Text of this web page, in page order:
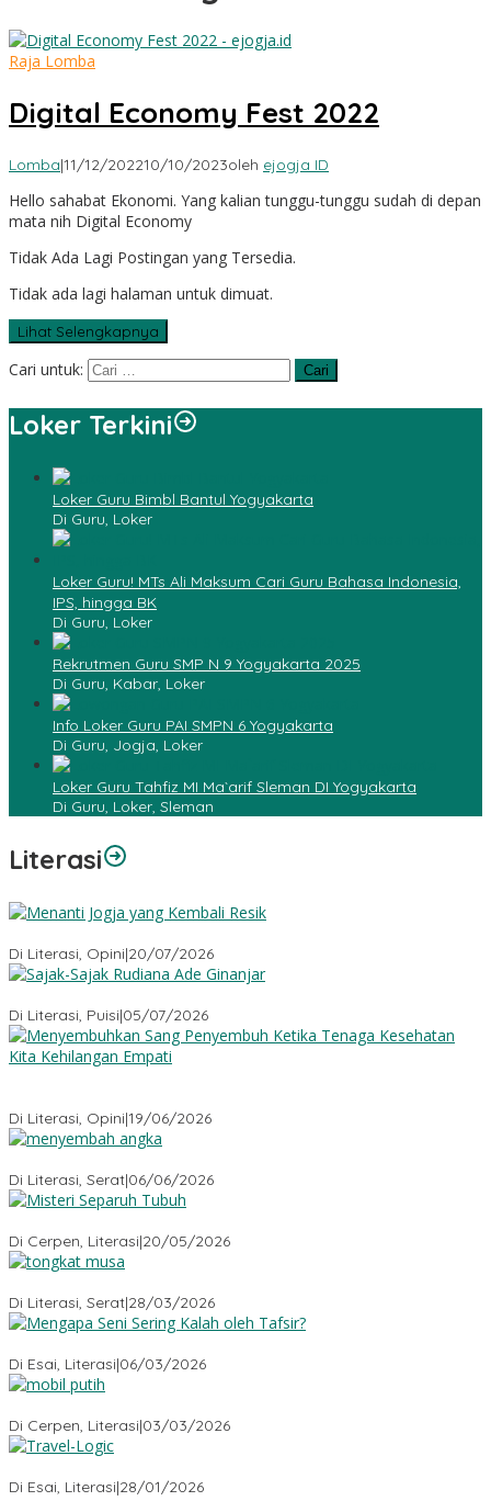
Raja Lomba
Digital Economy Fest 2022
Lomba|11/12/202210/10/2023oleh ejogja ID
Hello sahabat Ekonomi. Yang kalian tunggu-tunggu sudah di depan
mata nih Digital Economy
Tidak Ada Lagi Postingan yang Tersedia.
Tidak ada lagi halaman untuk dimuat.
Lihat Selengkapnya
Cari untuk:
Loker Terkini
Loker Guru Bimbl Bantul Yogyakarta
Di Guru, Loker
Loker Guru! MTs Ali Maksum Cari Guru Bahasa Indonesia,
IPS, hingga BK
Di Guru, Loker
Rekrutmen Guru SMP N 9 Yogyakarta 2025
Di Guru, Kabar, Loker
Info Loker Guru PAI SMPN 6 Yogyakarta
Di Guru, Jogja, Loker
Loker Guru Tahfiz MI Ma`arif Sleman DI Yogyakarta
Di Guru, Loker, Sleman
Literasi
Di Literasi, Opini|20/07/2026
Di Literasi, Puisi|05/07/2026
Di Literasi, Opini|19/06/2026
Di Literasi, Serat|06/06/2026
Di Cerpen, Literasi|20/05/2026
Di Literasi, Serat|28/03/2026
Di Esai, Literasi|06/03/2026
Di Cerpen, Literasi|03/03/2026
Di Esai, Literasi|28/01/2026